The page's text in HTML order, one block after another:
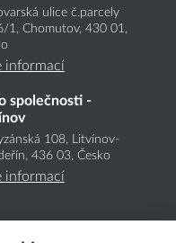
ulice č.parcely
/1, Chomutov, 430 01,
informací
společnosti -
108, Litvínov-
436 03, Česko
informací